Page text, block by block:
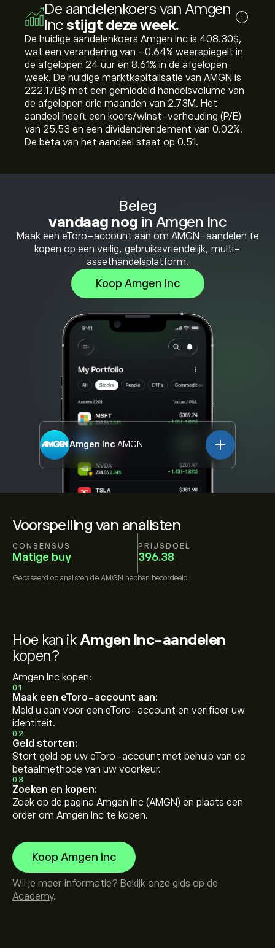
Voorspelling van analisten
CONSENSUS
Matige buy
PRIJSDOEL
396.38
Gebaseerd op analisten die AMGN hebben beoordeeld
Beleg
vandaag nog in Amgen Inc
Maak een eToro-account aan om AMGN-aandelen te
kopen op een veilig, gebruiksvriendelijk, multi-
assethandelsplatform.
Koop Amgen Inc
Amgen Inc AMGN
De aandelenkoers van Amgen
Incstijgt deze week. i
De huidige aandelenkoers Amgen Inc is 408.30‎$‎,
wat een verandering van ‎-0.64‎% weerspiegelt in
de afgelopen 24 uur en ‎8.61‎% in de afgelopen
week. De huidige marktkapitalisatie van AMGN is
222.17B‎$‎ met een gemiddeld handelsvolume van
de afgelopen drie maanden van 2.73M. Het
aandeel heeft een koers/winst-verhouding (P/E)
van 25.53 en een dividendrendement van 0.02%.
De bèta van het aandeel staat op 0.51.
Hoe kan ik Amgen Inc-aandelen
kopen?
Amgen Inc kopen:
01
Maak een eToro-account aan:
Meld u aan voor een eToro-account en verifieer uw
identiteit.
02
Geld storten:
Stort geld op uw eToro-account met behulp van de
betaalmethode van uw voorkeur.
03
Zoeken en kopen:
Zoek op de pagina Amgen Inc (AMGN) en plaats een
order om Amgen Inc te kopen.
Koop Amgen Inc
Wil je meer informatie? Bekijk onze gids op de
Academy.